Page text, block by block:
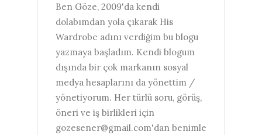
Ben Göze, 2009'da kendi
dolabımdan yola çıkarak His
Wardrobe adını verdiğim bu blogu
yazmaya başladım. Kendi blogum
dışında bir çok markanın sosyal
medya hesaplarını da yönettim /
yönetiyorum. Her türlü soru, görüş,
öneri ve iş birlikleri için
gozesener@gmail.com'dan benimle